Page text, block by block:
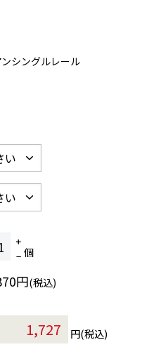
シングルレール
個
円(税込)
円(税込)